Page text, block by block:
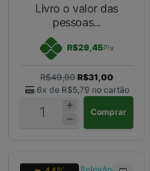
Livro o valor das
pessoas...
R$29,45Pix
R$49,90 R$31,00
6x de R$5,79 no cartão
Comprar